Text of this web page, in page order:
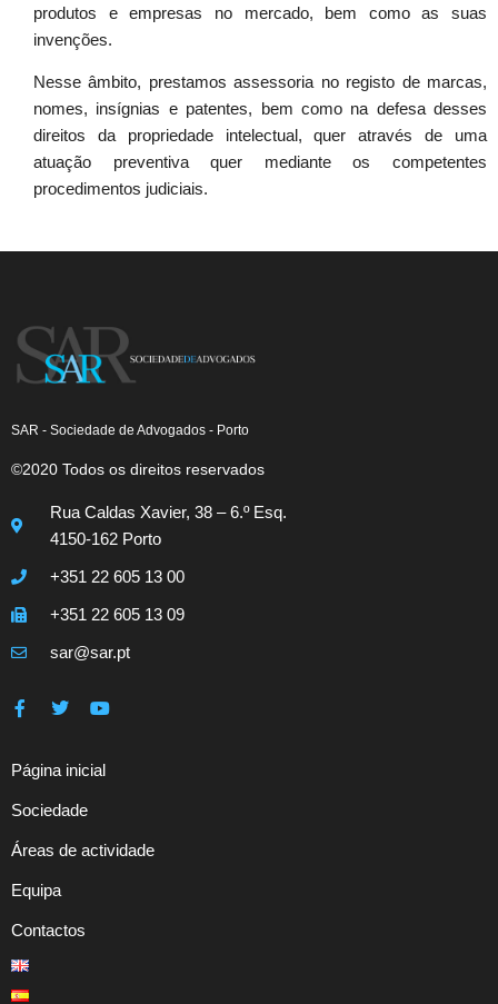
produtos e empresas no mercado, bem como as suas
invenções.
Nesse âmbito, prestamos assessoria no registo de marcas,
nomes, insígnias e patentes, bem como na defesa desses
direitos da propriedade intelectual, quer através de uma
atuação preventiva quer mediante os competentes
procedimentos judiciais.
SAR - Sociedade de Advogados - Porto
©2020 Todos os direitos reservados
Rua Caldas Xavier, 38 – 6.º Esq.
4150-162 Porto
+351 22 605 13 00
+351 22 605 13 09
sar@sar.pt
Página inicial
Sociedade
Áreas de actividade
Equipa
Contactos